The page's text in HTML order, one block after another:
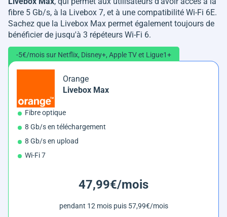
fibre 5 Gb/s, à la Livebox 7, et à une compatibilité Wi-Fi 6E.
Sachez que la Livebox Max permet également toujours de
bénéficier de jusqu'à 3 répéteurs Wi-Fi 6.
-5€/mois sur Netflix, Disney+, Apple TV et Ligue1+
Orange
Livebox Max
Fibre optique
8 Gb/s en téléchargement
8 Gb/s en upload
Wi-Fi 7
47,99€/mois
pendant 12 mois puis 57,99€/mois